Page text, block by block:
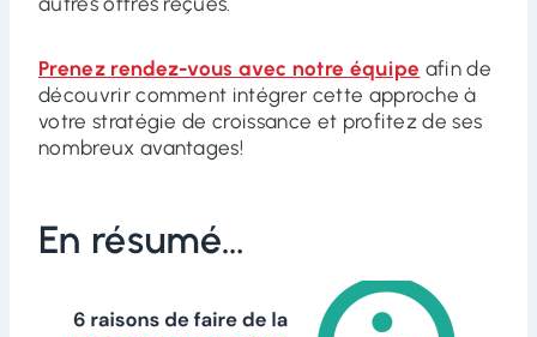
Prenez rendez-vous avec notre équipe afin de
découvrir comment intégrer cette approche à
votre stratégie de croissance et profitez de ses
nombreux avantages!
En résumé…